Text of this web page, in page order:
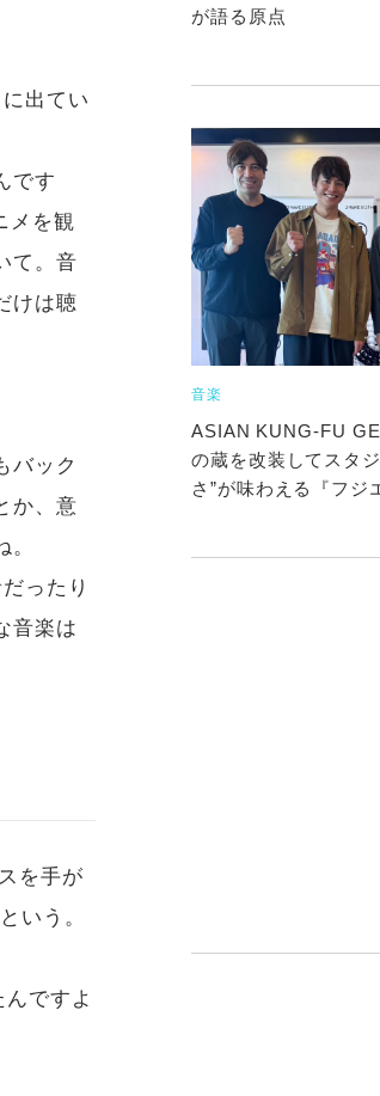
出てい
です
メを観
て。音
けは聴
バック
か、意
ったり
音楽は
を手が
いう。
ですよ
が語る原点
音楽
ASIAN KUNG-FU
の蔵を改装してスタ
さ”が味わえる『フジ